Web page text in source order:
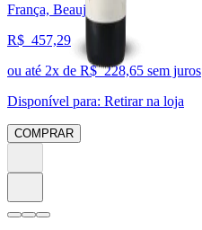
França, Beaujolais
R$ 457,29
ou até 2x de R$ 228,65 sem juros
Disponível para: Retirar na loja
COMPRAR